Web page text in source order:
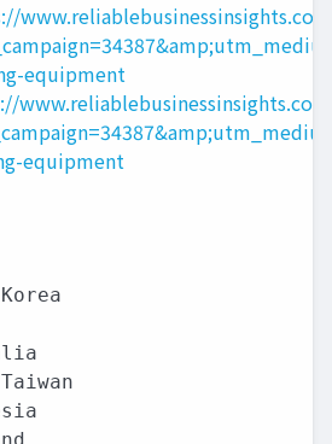
equipment
equipment